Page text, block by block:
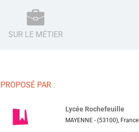
SUR LE MÉTIER
PROPOSÉ PAR :
Lycée Rochefeuille
MAYENNE - (53100), France